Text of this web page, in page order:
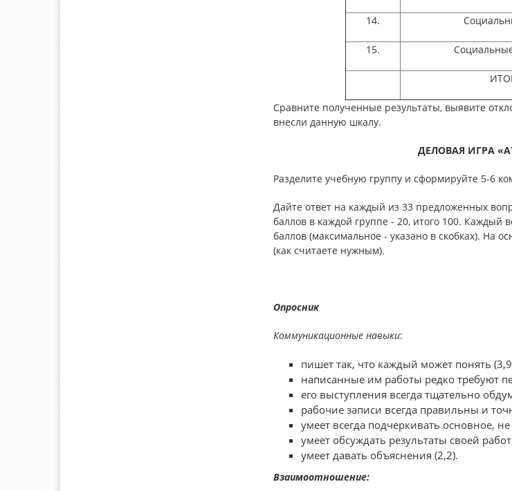
14.
15.
Сравните полученные результаты, выявите
внесли данную шкалу.
ДЕЛОВАЯ ИГРА
Разделите учебную группу и сформируйте 5-6
Дайте ответ на каждый из 33 предложенных
баллов в каждой группе - 20, итого 100. Каждый
баллов (максимальное - указано в скобках). На
(как считаете нужным).
Опросник
Коммуникационные навыки:
пишет так, что каждый может понять
написанные им работы редко требуют
его выступления всегда тщательно
рабочие записи всегда правильны и
умеет всегда подчеркивать основное,
умеет обсуждать результаты своей
умеет давать объяснения (2,2).
Взаимоотношение: